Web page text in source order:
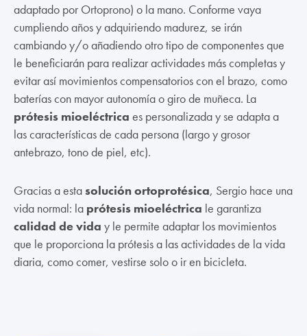
adaptado por Ortoprono) o la mano. Conforme vaya
cumpliendo años y adquiriendo madurez, se irán
cambiando y/o añadiendo otro tipo de componentes que
le beneficiarán para realizar actividades más completas y
evitar así movimientos compensatorios con el brazo, como
baterías con mayor autonomía o giro de muñeca. La
prótesis mioeléctrica es personalizada y se adapta a
las características de cada persona (largo y grosor
antebrazo, tono de piel, etc).
Gracias a estasolución ortoprotésica, Sergio hace una
vida normal: la prótesis mioeléctrica le garantiza
calidad de vida y le permite adaptar los movimientos
que le proporciona la prótesis a las actividades de la vida
diaria, como comer, vestirse solo o ir en bicicleta.